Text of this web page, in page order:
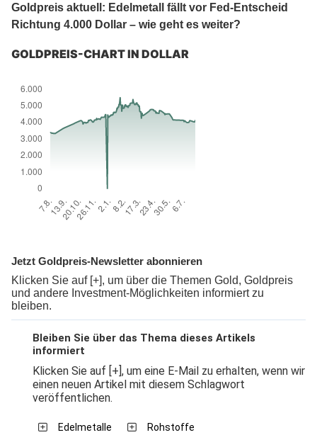
Goldpreis aktuell: Edelmetall fällt vor Fed-Entscheid
Richtung 4.000 Dollar – wie geht es weiter?
GOLDPREIS-CHART IN DOLLAR
Jetzt Goldpreis-Newsletter abonnieren
Klicken Sie auf [+], um über die Themen Gold, Goldpreis
und andere Investment-Möglichkeiten informiert zu
bleiben.
Bleiben Sie über das Thema dieses Artikels
informiert
Klicken Sie auf [+], um eine E-Mail zu erhalten, wenn wir
einen neuen Artikel mit diesem Schlagwort
veröffentlichen.
Edelmetalle Rohstoffe